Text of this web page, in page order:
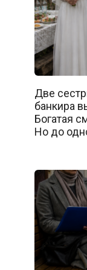
Две
банкира
Богатая
Но до